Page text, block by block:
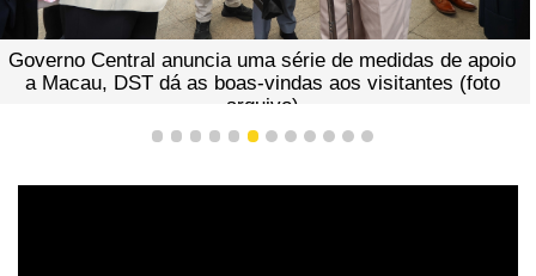
Governo Central anuncia uma série de medidas de apoio
a Macau, DST dá as boas-vindas aos visitantes (foto
arquivo)
1 2 3 4 5 6 7 8 9 101112